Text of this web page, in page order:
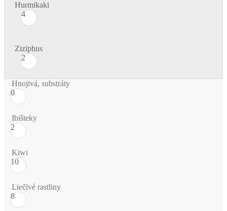
Hurmikaki
4
Ziziphus
2
Hnojivá, substráty
0
Ibišteky
2
Kiwi
10
Liečivé rastliny
8